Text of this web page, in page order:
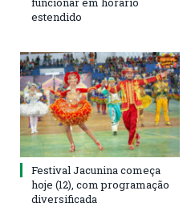
estendido
Festival Jacunina começa
hoje (12), com programação
diversificada